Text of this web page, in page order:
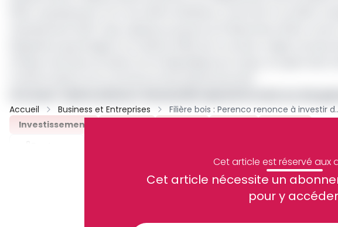
Cet article est réservé aux
Cet article nécessite un
pour y
Accueil Business et Entreprises
Filière bois : Perenco
Investissement
Recevez notre briefing économique et